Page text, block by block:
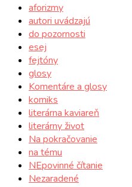
aforizmy
autori uvádzajú
do pozornosti
esej
fejtóny
glosy
Komentáre a glosy
komiks
literárna kaviareň
literárny život
Na pokračovanie
na tému
NEpovinné čítanie
Nezaradené